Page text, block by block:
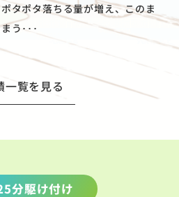
タポタ落ちる量が増え、このま
う･･･
一覧を見る
分駆け付け